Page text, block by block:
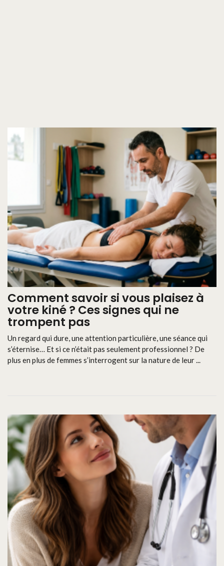
Comment savoir si vous plaisez à
votre kiné ? Ces signes qui ne
trompent pas
Un regard qui dure, une attention particulière, une séance qui
s’éternise… Et si ce n’était pas seulement professionnel ? De
plus en plus de femmes s’interrogent sur la nature de leur ...